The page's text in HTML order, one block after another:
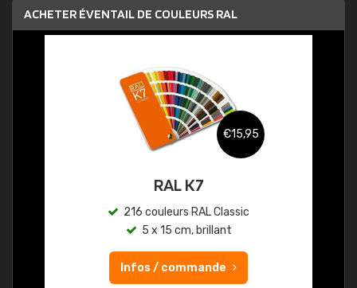
ACHETER ÉVENTAIL DE COULEURS RAL
€15,95
RAL K7
216 couleurs RAL Classic
5 x 15 cm, brillant
Infos / commande